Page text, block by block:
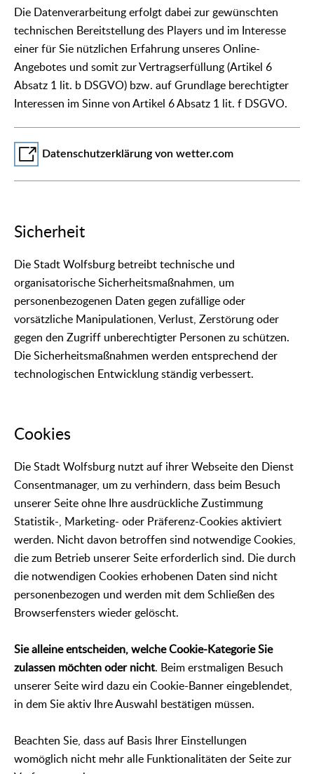
Die Datenverarbeitung erfolgt dabei zur gewünschten
technischen Bereitstellung des Players und im Interesse
einer für Sie nützlichen Erfahrung unseres Online-
Angebotes und somit zur Vertragserfüllung (Artikel 6
Absatz 1 lit. b DSGVO) bzw. auf Grundlage berechtigter
Interessen im Sinne von Artikel 6 Absatz 1 lit. f DSGVO.
Datenschutzerklärung von wetter.com
Sicherheit
Die Stadt Wolfsburg betreibt technische und
organisatorische Sicherheitsmaßnahmen, um
personenbezogenen Daten gegen zufällige oder
vorsätzliche Manipulationen, Verlust, Zerstörung oder
gegen den Zugriff unberechtigter Personen zu schützen.
Die Sicherheitsmaßnahmen werden entsprechend der
technologischen Entwicklung ständig verbessert.
Cookies
Die Stadt Wolfsburg nutzt auf ihrer Webseite den Dienst
Consentmanager, um zu verhindern, dass beim Besuch
unserer Seite ohne Ihre ausdrückliche Zustimmung
Statistik-, Marketing- oder Präferenz-Cookies aktiviert
werden. Nicht davon betroffen sind notwendige Cookies,
die zum Betrieb unserer Seite erforderlich sind. Die durch
die notwendigen Cookies erhobenen Daten sind nicht
personenbezogen und werden mit dem Schließen des
Browserfensters wieder gelöscht.
Sie alleine entscheiden, welche Cookie-Kategorie Sie
zulassen möchten oder nicht. Beim erstmaligen Besuch
unserer Seite wird dazu ein Cookie-Banner eingeblendet,
in dem Sie aktiv Ihre Auswahl bestätigen müssen.
Beachten Sie, dass auf Basis Ihrer Einstellungen
womöglich nicht mehr alle Funktionalitäten der Seite zur